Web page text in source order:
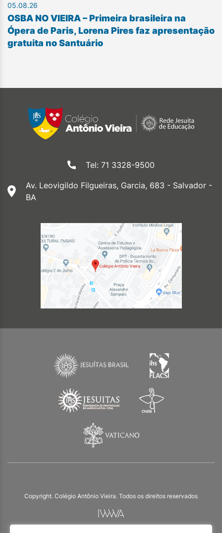
05.08.26
OSBA NO VIEIRA – Primeira brasileira na
Ópera de Paris, Lorena Pires faz apresentação
gratuita no Santuário
Tel: 71 3328-9500
Av. Leovigildo Filgueiras, Garcia, 683 - Salvador -
BA
Copyright. Colégio Antônio Vieira. Todos os direitos reservados